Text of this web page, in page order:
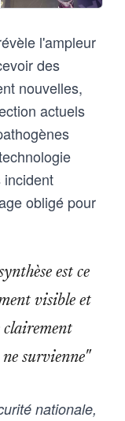
l'ampleur
des
nouvelles,
actuels
incident
obligé pour
est ce
visible et
clairement
survienne"
nationale,